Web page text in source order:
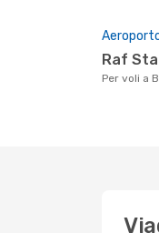
Raf
Per voli a